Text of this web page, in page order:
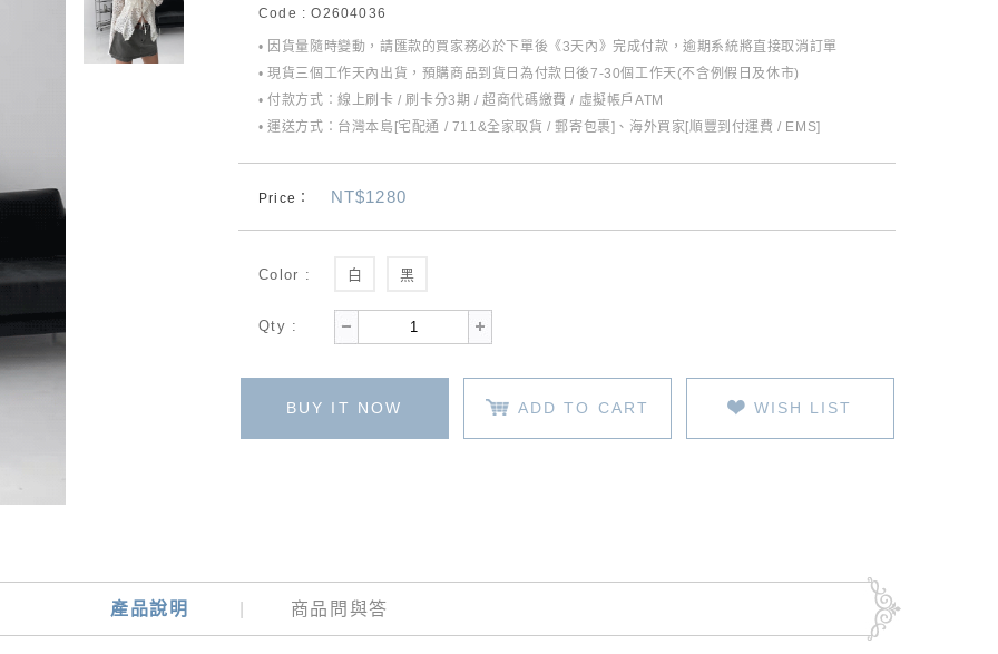
Code : O2604036
• 因貨量隨時變動，請匯款的買家務必於下單後《3天內》完成付款，逾期系統將直接取消訂單
• 現貨三個工作天內出貨，預購商品到貨日為付款日後7-30個工作天(不含例假日及休市)
• 付款方式：線上刷卡 / 刷卡分3期 / 超商代碼繳費 / 虛擬帳戶ATM
• 運送方式：台灣本島[宅配通 / 711&全家取貨 / 郵寄包裹]、海外買家[順豐到付運費 / EMS]
Price： NT$1280
Color : 白 黑
Qty :
BUY IT NOW ADD TO CART WISH LIST
產品說明 商品問與答